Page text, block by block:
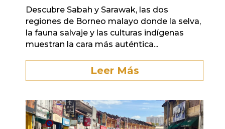
Descubre Sabah y Sarawak, las dos
regiones de Borneo malayo donde la selva,
la fauna salvaje y las culturas indígenas
muestran la cara más auténtica...
Leer Más